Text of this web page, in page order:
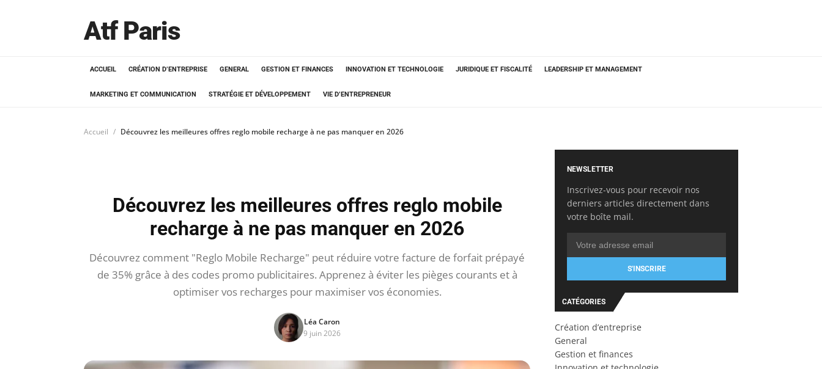
Atf Paris
ACCUEIL CRÉATION D’ENTREPRISE GENERAL GESTION ET FINANCES INNOVATION ET TECHNOLOGIE JURIDIQUE ET FISCALITÉ LEADERSHIP ET MANAGEMENT
MARKETING ET COMMUNICATION STRATÉGIE ET DÉVELOPPEMENT VIE D’ENTREPRENEUR
Accueil Découvrez les meilleures offres reglo mobile recharge à ne pas manquer en 2026
Découvrez les meilleures offres reglo mobile
recharge à ne pas manquer en 2026
Découvrez comment "Reglo Mobile Recharge" peut réduire votre facture de forfait prépayé
de 35% grâce à des codes promo publicitaires. Apprenez à éviter les pièges courants et à
optimiser vos recharges pour maximiser vos économies.
Léa Caron
9 juin 2026
NEWSLETTER
Inscrivez-vous pour recevoir nos
derniers articles directement dans
votre boîte mail.
S'INSCRIRE
CATÉGORIES
Création d’entreprise
General
Gestion et finances